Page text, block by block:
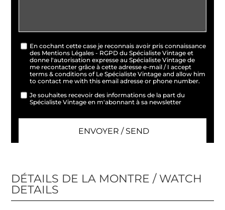
En cochant cette case je reconnais avoir pris connaissance
des Mentions Légales - RGPD du Spécialiste Vintage et
donne l'autorisation expresse au Spécialiste Vintage de
me recontacter grâce à cette adresse e-mail / I accept
terms & conditions of Le Spécialiste Vintage and allow him
to contact me with this email adresse or phone number.
Je souhaites recevoir des informations de la part du
Spécialiste Vintage en m'abonnant à sa newsletter
DÉTAILS DE LA MONTRE / WATCH
DETAILS